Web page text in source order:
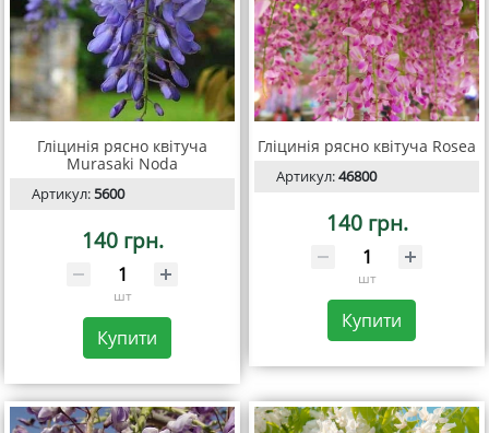
Гліцинія рясно квітуча
Murasaki Noda
Артикул:5600
140 грн.
шт
Купити
Гліцинія рясно квітуча Rosea
Артикул:46800
140 грн.
шт
Купити